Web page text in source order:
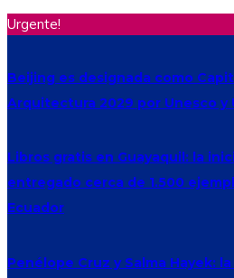
Urgente!
Beijing es designada como
Arquitectura 2029 por Unesco y
Libros gratis en Guayaquil: la
entregado cerca de 1.500
Ecuador
Penélope Cruz y Salma Hayek: